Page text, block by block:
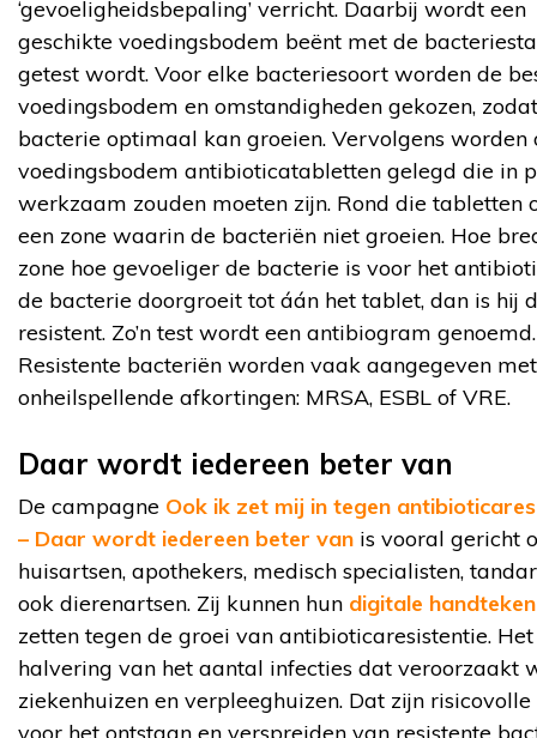
‘gevoeligheidsbepaling’ verricht. Daarbij wordt een
geschikte voedingsbodem beënt met de
getest wordt. Voor elke bacteriesoort worden de
voedingsbodem en omstandigheden gekozen,
bacterie optimaal kan groeien. Vervolgens worden
voedingsbodem antibioticatabletten gelegd die in
werkzaam zouden moeten zijn. Rond die tabletten
een zone waarin de bacteriën niet groeien. Hoe
zone hoe gevoeliger de bacterie is voor het
de bacterie doorgroeit tot áán het tablet, dan is hij
resistent. Zo’n test wordt een antibiogram genoemd.
Resistente bacteriën worden vaak aangegeven met
onheilspellende afkortingen: MRSA, ESBL of VRE.
Daar wordt iedereen beter van
De campagne Ook ik zet mij in tegen
– Daar wordt iedereen beter van is vooral gericht
huisartsen, apothekers, medisch specialisten,
ook dierenartsen. Zij kunnen hun digitale
zetten tegen de groei van antibioticaresistentie.
halvering van het aantal infecties dat veroorzaakt
ziekenhuizen en verpleeghuizen. Dat zijn